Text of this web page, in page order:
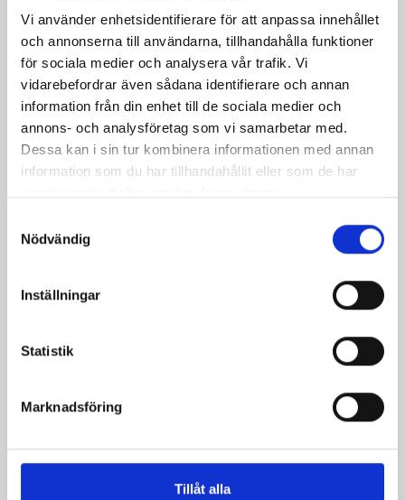
Vi använder enhetsidentifierare för att anpassa innehållet
och annonserna till användarna, tillhandahålla funktioner
för sociala medier och analysera vår trafik. Vi
vidarebefordrar även sådana identifierare och annan
information från din enhet till de sociala medier och
annons- och analysföretag som vi samarbetar med.
Dessa kan i sin tur kombinera informationen med annan
information som du har tillhandahållit eller som de har
Nödvändig
Inställningar
Statistik
Marknadsföring
Tillåt alla
Captain Bröstharnesk
Pris
3 319,00 kr